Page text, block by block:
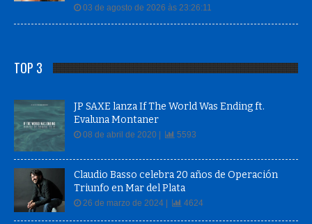
03 de agosto de 2026 às 23:26:11
TOP 3
JP SAXE lanza If The World Was Ending ft.
Evaluna Montaner
08 de abril de 2020 | 5593
Claudio Basso celebra 20 años de Operación
Triunfo en Mar del Plata
26 de marzo de 2024 | 4624